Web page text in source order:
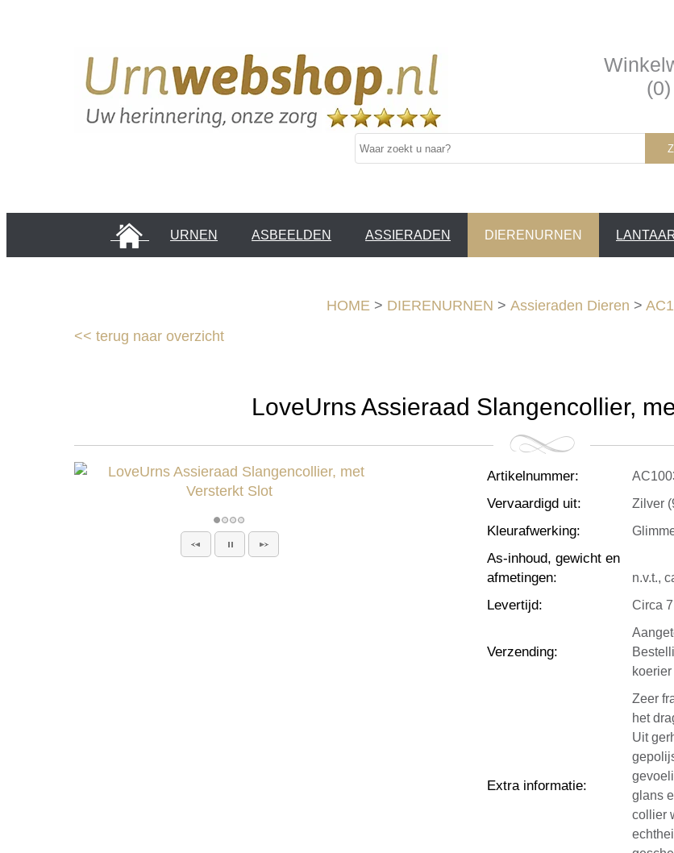
HOME URNEN ASBEELDEN ASSIERADEN DIERENURNEN
HOME > DIERENURNEN > Assieraden Dieren >
<< terug naar overzicht
LoveUrns Assieraad Slangencollier,
Artikelnummer:
Vervaardigd uit: Zilver
Kleurafwerking:
As-inhoud, gewicht en
afmetingen: n.v.t.,
Levertijd: Circa
Verzending:
koerier
Extra informatie:
Zeer
het
Uit
glans
collier